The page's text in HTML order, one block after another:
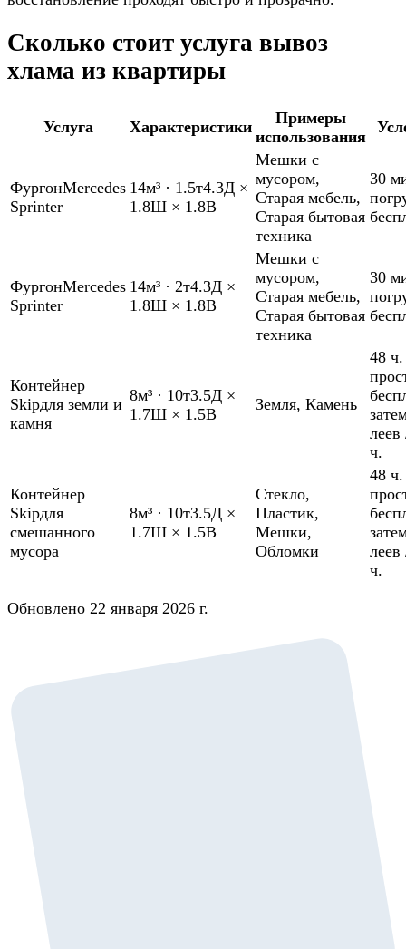
Сколько стоит услуга вывоз
хлама из квартиры
Услуга Характеристики
Примеры
использования
ФургонMercedes
Sprinter
14м³ · 1.5т4.3Д ×
1.8Ш × 1.8В
Мешки с
мусором,
Старая мебель,
Старая бытовая
техника
30
ФургонMercedes
Sprinter
14м³ · 2т4.3Д ×
1.8Ш × 1.8В
Мешки с
мусором,
Старая мебель,
Старая бытовая
техника
30
Контейнер
Skipдля земли и
камня
8м³ · 10т3.5Д ×
1.7Ш × 1.5В
Земля, Камень
48 ч.
леев
ч.
Контейнер
Skipдля
смешанного
мусора
8м³ · 10т3.5Д ×
1.7Ш × 1.5В
Стекло,
Пластик,
Мешки,
Обломки
48 ч.
леев
ч.
Обновлено 22 января 2026 г.